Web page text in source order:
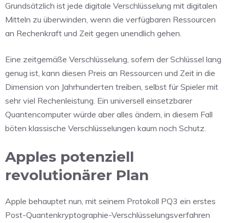
Grundsätzlich ist jede digitale Verschlüsselung mit digitalen
Mitteln zu überwinden, wenn die verfügbaren Ressourcen
an Rechenkraft und Zeit gegen unendlich gehen.
Eine zeitgemäße Verschlüsselung, sofern der Schlüssel lang
genug ist, kann diesen Preis an Ressourcen und Zeit in die
Dimension von Jahrhunderten treiben, selbst für Spieler mit
sehr viel Rechenleistung. Ein universell einsetzbarer
Quantencomputer würde aber alles ändern, in diesem Fall
böten klassische Verschlüsselungen kaum noch Schutz.
Apples potenziell
revolutionärer Plan
Apple behauptet nun, mit seinem Protokoll PQ3 ein erstes
Post-Quantenkryptographie-Verschlüsselungsverfahren